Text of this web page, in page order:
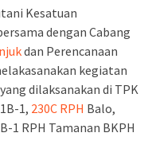
Kesatuan
dengan Cabang
dan Perencanaan
kegiatan
dilaksanakan di TPK
1, 230C RPH Balo,
1 RPH Tamanan BKPH